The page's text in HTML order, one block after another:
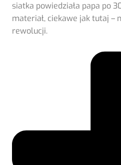
siatka powiedziała papa po
materiał, ciekawe jak tutaj –
rewolucji.